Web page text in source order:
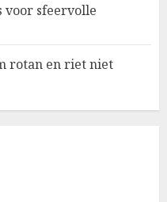
voor sfeervolle
rotan en riet niet